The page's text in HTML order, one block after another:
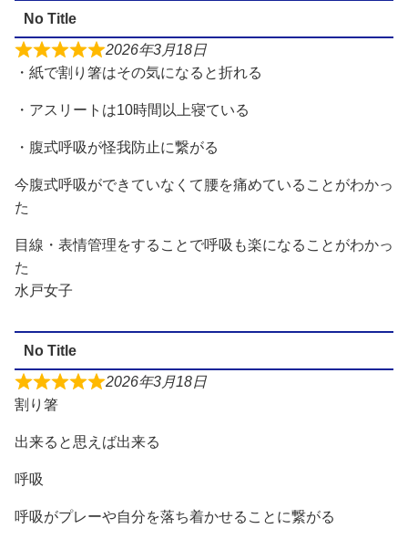
No Title
2026年3月18日
・紙で割り箸はその気になると折れる
・アスリートは10時間以上寝ている
・腹式呼吸が怪我防止に繋がる
今腹式呼吸ができていなくて腰を痛めていることがわかっ
た
目線・表情管理をすることで呼吸も楽になることがわかっ
た
水戸女子
No Title
2026年3月18日
割り箸
出来ると思えば出来る
呼吸
呼吸がプレーや自分を落ち着かせることに繋がる